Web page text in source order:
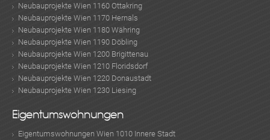
Neubauprojekte Wien 1160 Ottakring
Neubauprojekte Wien 1170 Hernals
Neubauprojekte Wien 1180 Währing
Neubauprojekte Wien 1190 Döbling
Neubauprojekte Wien 1200 Brigittenau
Neubauprojekte Wien 1210 Floridsdorf
Neubauprojekte Wien 1220 Donaustadt
Neubauprojekte Wien 1230 Liesing
Eigentumswohnungen
Eigentumswohnungen Wien 1010 Innere Stadt